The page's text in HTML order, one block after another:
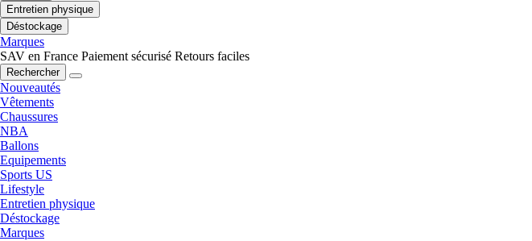
Entretien physique
Déstockage
Marques
SAV en France Paiement sécurisé Retours faciles
Rechercher
Nouveautés
Vêtements
Chaussures
NBA
Ballons
Equipements
Sports US
Lifestyle
Entretien physique
Déstockage
Marques